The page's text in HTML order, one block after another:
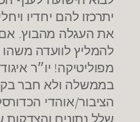
יתרכזו להם יחדיו
את העגלה מהבוץ. אם
להמליץ לוועדה משהו
מפוליטיקה! יו״ר
בממשלה ולא חבר
הציבור/אוהדי
שלל נתונים